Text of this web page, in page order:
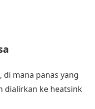
mana panas yang
dialirkan ke heatsink